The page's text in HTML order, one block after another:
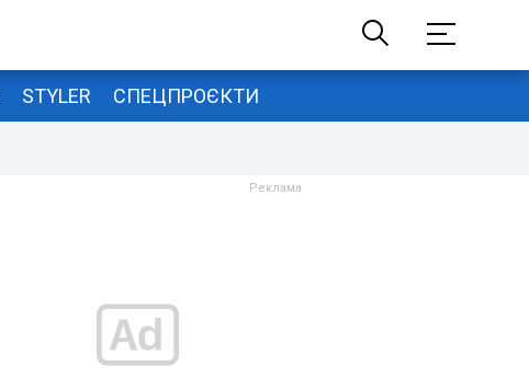
STYLER СПЕЦПРОЄКТИ